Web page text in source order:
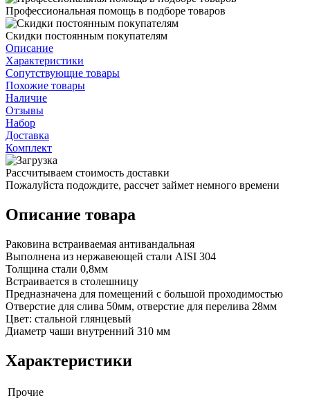
Профессиональная помощь в подборе товаров
Скидки постоянным покупателям
Описание
Характеристики
Сопутствующие товары
Похожие товары
Наличие
Отзывы
Набор
Доставка
Комплект
Рассчитываем стоимость доставки
Пожалуйста подождите, рассчет займет немного времени
Описание товара
Раковина встраиваемая антивандальная
Выполнена из нержавеющей стали AISI 304
Толщина стали 0,8мм
Встраивается в столешницу
Предназначена для помещений с большой проходимостью
Отверстие для слива 50мм, отверстие для перелива 28мм
Цвет: стальной глянцевый
Диаметр чаши внутренний 310 мм
Характеристики
Прочие